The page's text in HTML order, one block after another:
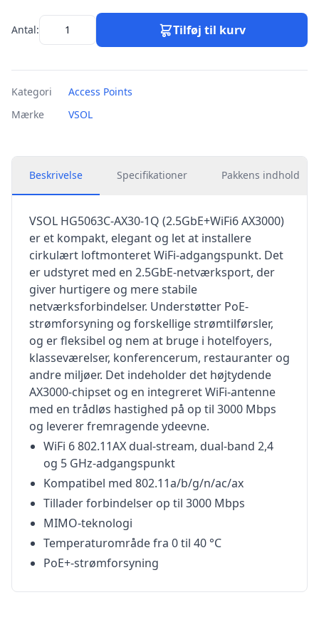
Antal: Tilføj til kurv
Kategori
Access Points
Mærke
VSOL
Beskrivelse Specifikationer Pakkens indhold
VSOL HG5063C-AX30-1Q (2.5GbE+WiFi6 AX3000)
er et kompakt, elegant og let at installere
cirkulært loftmonteret WiFi-adgangspunkt. Det
er udstyret med en 2.5GbE-netværksport, der
giver hurtigere og mere stabile
netværksforbindelser. Understøtter PoE-
strømforsyning og forskellige strømtilførsler,
og er fleksibel og nem at bruge i hotelfoyers,
klasseværelser, konferencerum, restauranter og
andre miljøer. Det indeholder det højtydende
AX3000-chipset og en integreret WiFi-antenne
med en trådløs hastighed på op til 3000 Mbps
og leverer fremragende ydeevne.
WiFi 6 802.11AX dual-stream, dual-band 2,4
og 5 GHz-adgangspunkt
Kompatibel med 802.11a/b/g/n/ac/ax
Tillader forbindelser op til 3000 Mbps
MIMO-teknologi
Temperaturområde fra 0 til 40 °C
PoE+-strømforsyning